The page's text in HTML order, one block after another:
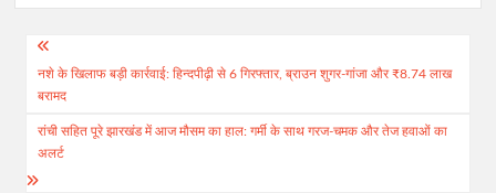
Post
navigation
नशे के खिलाफ बड़ी कार्रवाई: हिन्दपीढ़ी से 6 गिरफ्तार, ब्राउन शुगर-गांजा और ₹8.74 लाख
बरामद
रांची सहित पूरे झारखंड में आज मौसम का हाल: गर्मी के साथ गरज-चमक और तेज हवाओं का
अलर्ट